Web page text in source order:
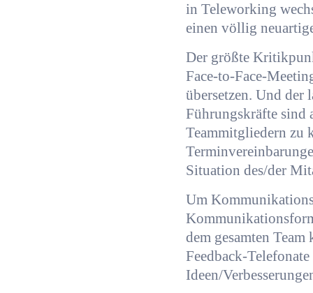
in Teleworking
einen völlig
Der größte
Face-to-Face-
übersetzen. Und
Führungskräfte sind
Teammitgliedern zu
Situation des/der
Um
dem gesamten
Feedback-
Ideen/